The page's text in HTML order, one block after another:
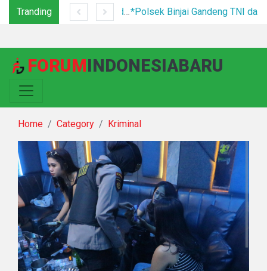
Tranding *Polsek Binjai Gandeng TNI dan Kepala Desa Grebek Sarang Narkoba*
FORUMINDONESIABARU
Home Category Kriminal